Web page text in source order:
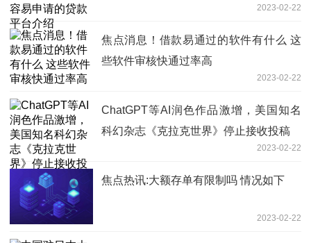
2023-02-22
焦点消息！借款易通过的软件有什么 这
些软件审核快通过率高
2023-02-22
ChatGPT等AI润色作品激增，美国知名
科幻杂志《克拉克世界》停止接收投稿
2023-02-22
焦点热讯:大额存单有限制吗 情况如下
2023-02-22